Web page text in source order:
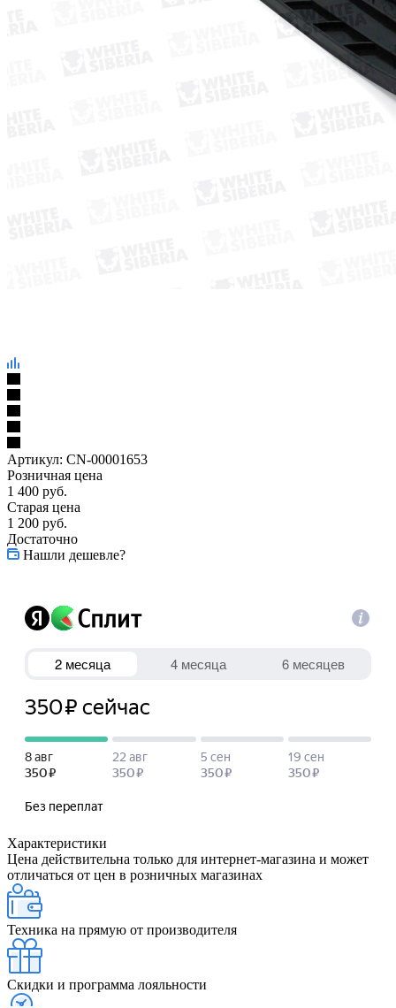
Артикул: CN-00001653
Розничная цена
1 400 руб.
Старая цена
1 200 руб.
Достаточно
Нашли дешевле?
Характеристики
Цена действительна только для интернет-магазина и может
отличаться от цен в розничных магазинах
Техника на прямую от производителя
Скидки и программа лояльности